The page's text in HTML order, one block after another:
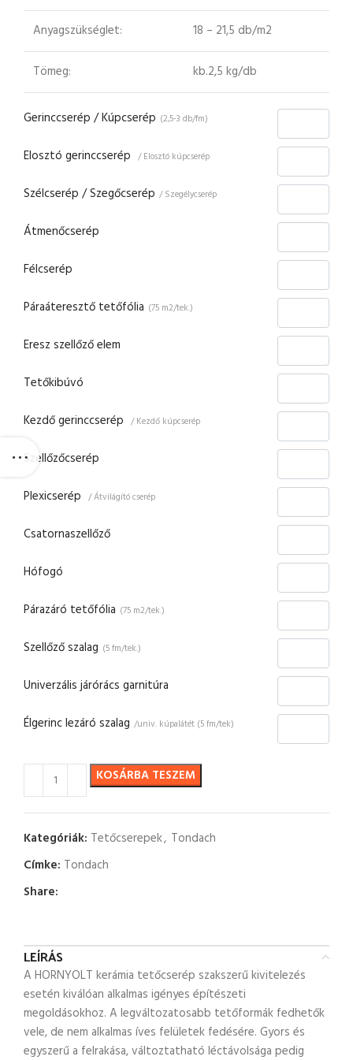
Anyagszükséglet: 18 – 21,5 db/m2
Tömeg: kb.2,5 kg/db
Gerinccserép / Kúpcserép (2,5-3 db/fm)
Elosztó gerinccserép / Elosztó kúpcserép
Szélcserép / Szegőcserép / Szegélycserép
Átmenőcserép
Félcserép
Páraáteresztő tetőfólia (75 m2/tek.)
Eresz szellőző elem
Tetőkibúvó
Kezdő gerinccserép / Kezdő kúpcserép
Szellőzőcserép
Plexicserép / Átvilágító cserép
Csatornaszellőző
Hófogó
Párazáró tetőfólia (75 m2/tek.)
Szellőző szalag (5 fm/tek.)
Univerzális járórács garnitúra
Élgerinc lezáró szalag /univ. kúpalátét (5 fm/tek)
KOSÁRBA TESZEM
Kategóriák: Tetőcserepek, Tondach
Címke: Tondach
Share:
LEÍRÁS
A HORNYOLT kerámia tetőcserép szakszerű kivitelezés
esetén kiválóan alkalmas igényes építészeti
megoldásokhoz. A legváltozatosabb tetőformák fedhetők
vele, de nem alkalmas íves felületek fedésére. Gyors és
egyszerű a felrakása, változtatható léctávolsága pedig